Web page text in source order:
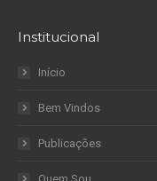
Institucional
Início
Bem Vindos
Publicações